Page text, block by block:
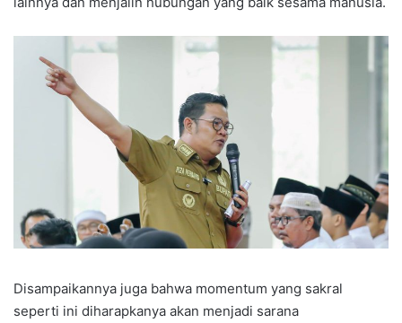
Disampaikannya juga bahwa momentum yang sakral
seperti ini diharapkanya akan menjadi sarana